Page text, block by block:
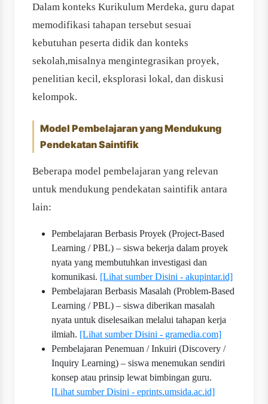
Dalam konteks Kurikulum Merdeka, guru dapat
memodifikasi tahapan tersebut sesuai
kebutuhan peserta didik dan konteks
sekolah,misalnya mengintegrasikan proyek,
penelitian kecil, eksplorasi lokal, dan diskusi
kelompok.
Model Pembelajaran yang Mendukung
Pendekatan Saintifik
Beberapa model pembelajaran yang relevan
untuk mendukung pendekatan saintifik antara
lain:
Pembelajaran Berbasis Proyek (Project-Based
Learning / PBL) – siswa bekerja dalam proyek
nyata yang membutuhkan investigasi dan
komunikasi. [Lihat sumber Disini - akupintar.id]
Pembelajaran Berbasis Masalah (Problem-Based
Learning / PBL) – siswa diberikan masalah
nyata untuk diselesaikan melalui tahapan kerja
ilmiah. [Lihat sumber Disini - gramedia.com]
Pembelajaran Penemuan / Inkuiri (Discovery /
Inquiry Learning) – siswa menemukan sendiri
konsep atau prinsip lewat bimbingan guru.
[Lihat sumber Disini - eprints.umsida.ac.id]